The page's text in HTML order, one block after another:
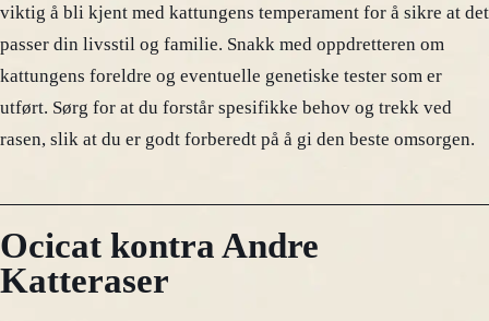
viktig å bli kjent med kattungens temperament for å sikre at det
passer din livsstil og familie. Snakk med oppdretteren om
kattungens foreldre og eventuelle genetiske tester som er
utført. Sørg for at du forstår spesifikke behov og trekk ved
rasen, slik at du er godt forberedt på å gi den beste omsorgen.
Ocicat kontra Andre
Katteraser